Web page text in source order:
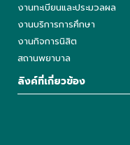
งานทะเบียนและประมวลผล
งานบริการการศึกษา
งานกิจการนิสิต
สถานพยาบาล
ลิงค์ที่เกี่ยวข้อง